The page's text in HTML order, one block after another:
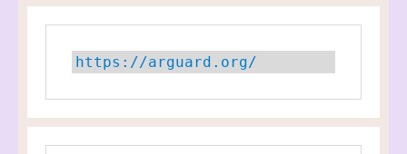
https://arguard.org/